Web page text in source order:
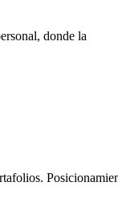
donde la